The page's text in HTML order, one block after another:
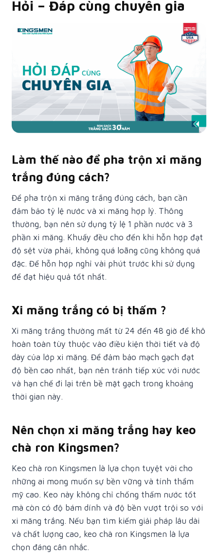
Hỏi – Đáp cùng chuyên gia
Làm thế nào để pha trộn xi măng
trắng đúng cách?
Để pha trộn xi măng trắng đúng cách, bạn cần
đảm bảo tỷ lệ nước và xi măng hợp lý. Thông
thường, bạn nên sử dụng tỷ lệ 1 phần nước và 3
phần xi măng. Khuấy đều cho đến khi hỗn hợp đạt
độ sệt vừa phải, không quá loãng cũng không quá
đặc. Để hỗn hợp nghỉ vài phút trước khi sử dụng
để đạt hiệu quả tốt nhất.
Xi măng trắng có bị thấm ?
Xi măng trắng thường mất từ 24 đến 48 giờ để khô
hoàn toàn tùy thuộc vào điều kiện thời tiết và độ
dày của lớp xi măng. Để đảm bảo mạch gạch đạt
độ bền cao nhất, bạn nên tránh tiếp xúc với nước
và hạn chế đi lại trên bề mặt gạch trong khoảng
thời gian này.
Nên chọn xi măng trắng hay keo
chà ron Kingsmen?
Keo chà ron Kingsmen là lựa chọn tuyệt vời cho
những ai mong muốn sự bền vững và tính thẩm
mỹ cao. Keo này không chỉ chống thấm nước tốt
mà còn có độ bám dính và độ bền vượt trội so với
xi măng trắng. Nếu bạn tìm kiếm giải pháp lâu dài
và chất lượng cao, keo chà ron Kingsmen là lựa
chọn đáng cân nhắc.